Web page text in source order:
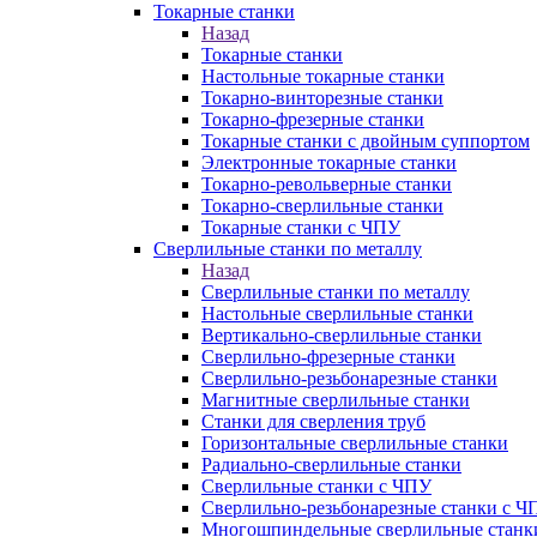
Токарные станки
Назад
Токарные станки
Настольные токарные станки
Токарно-винторезные станки
Токарно-фрезерные станки
Токарные станки с двойным суппортом
Электронные токарные станки
Токарно-револьверные станки
Токарно-сверлильные станки
Токарные станки с ЧПУ
Сверлильные станки по металлу
Назад
Сверлильные станки по металлу
Настольные сверлильные станки
Вертикально-сверлильные станки
Сверлильно-фрезерные станки
Сверлильно-резьбонарезные станки
Магнитные сверлильные станки
Станки для сверления труб
Горизонтальные сверлильные станки
Радиально-сверлильные станки
Сверлильные станки с ЧПУ
Сверлильно-резьбонарезные станки с
Многошпиндельные сверлильные